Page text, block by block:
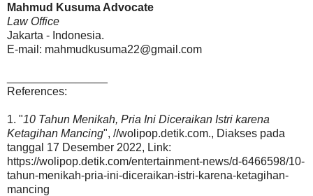
Mahmud Kusuma Advocate
Law Office
Jakarta - Indonesia.
E-mail: mahmudkusuma22@gmail.com
References:
1. "10 Tahun Menikah, Pria Ini Diceraikan Istri karena
Ketagihan Mancing", //wolipop.detik.com., Diakses pada
tanggal 17 Desember 2022, Link:
https://wolipop.detik.com/entertainment-news/d-6466598/10-
tahun-menikah-pria-ini-diceraikan-istri-karena-ketagihan-
mancing